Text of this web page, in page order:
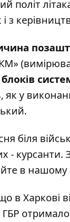
політ
з
у
біля
-
в нашому
в Харкові
ГБР